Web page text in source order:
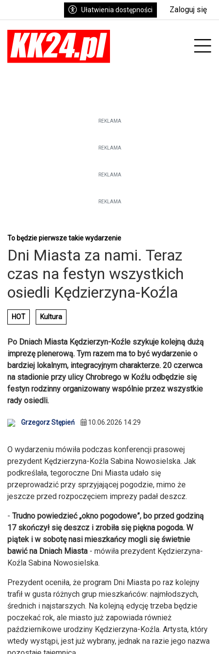
Ułatwienia dostępności Zaloguj się
REKLAMA
REKLAMA
REKLAMA
REKLAMA
To będzie pierwsze takie wydarzenie
Dni Miasta za nami. Teraz
czas na festyn wszystkich
osiedli Kędzierzyna-Koźla
HOT Kultura
Po Dniach Miasta Kędzierzyn-Koźle szykuje kolejną dużą
imprezę plenerową. Tym razem ma to być wydarzenie o
bardziej lokalnym, integracyjnym charakterze. 20 czerwca
na stadionie przy ulicy Chrobrego w Koźlu odbędzie się
festyn rodzinny organizowany wspólnie przez wszystkie
rady osiedli.
Grzegorz Stępień 10.06.2026 14:29
O wydarzeniu mówiła podczas konferencji prasowej
prezydent Kędzierzyna-Koźla Sabina Nowosielska. Jak
podkreślała, tegoroczne Dni Miasta udało się
przeprowadzić przy sprzyjającej pogodzie, mimo że
jeszcze przed rozpoczęciem imprezy padał deszcz.
- Trudno powiedzieć „okno pogodowe”, bo przed godziną
17 skończył się deszcz i zrobiła się piękna pogoda. W
piątek i w sobotę nasi mieszkańcy mogli się świetnie
bawić na Dniach Miasta - mówiła prezydent Kędzierzyna-
Koźla Sabina Nowosielska.
Prezydent oceniła, że program Dni Miasta po raz kolejny
trafił w gusta różnych grup mieszkańców: najmłodszych,
średnich i najstarszych. Na kolejną edycję trzeba będzie
poczekać rok, ale miasto już zapowiada również
październikowe urodziny Kędzierzyna-Koźla. Artysta, który
wtedy wystąpi, jest już wybrany, jednak na razie jego nazwa